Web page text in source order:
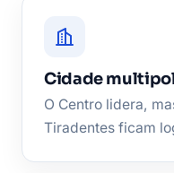
Cidade
O Centro lidera,
Tiradentes ficam